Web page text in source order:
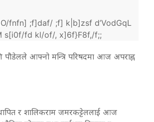
fnfn] ;f]daf/ ;f] k|b]zsf d’VodGqL
s[i0f/fd kl/of/, x]6f}F8f,/f;;
पौडेलले आफ्नो मन्त्रि परिषदमा आज अपराह्न
र शालिकराम जमरकट्टेललाई आज